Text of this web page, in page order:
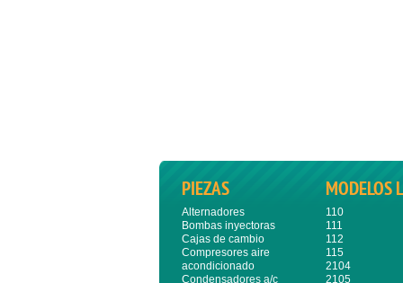
PIEZAS
Alternadores
Bombas inyectoras
Cajas de cambio
Compresores aire
acondicionado
Condensadores a/c
MODELOS
110
111
112
115
2104
2105